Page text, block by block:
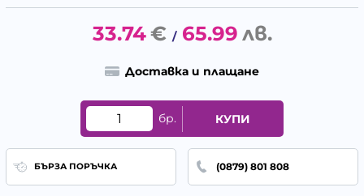
33.74€ / 65.99 лв.
Доставка и плащане
бр. КУПИ
БЪРЗА ПОРЪЧКА (0879) 801 808